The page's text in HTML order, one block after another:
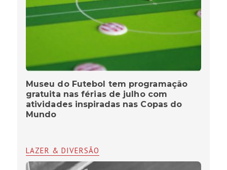
Museu do Futebol tem programação
gratuita nas férias de julho com
atividades inspiradas nas Copas do
Mundo
LAZER & DIVERSÃO